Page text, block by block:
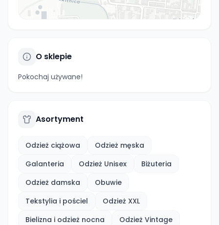
O sklepie
Pokochaj używane!
Asortyment
Odzież ciążowa
Odzież męska
Galanteria
Odzież Unisex
Biżuteria
Odzież damska
Obuwie
Tekstylia i pościel
Odzież XXL
Bielizna i odzież nocna
Odzież Vintage